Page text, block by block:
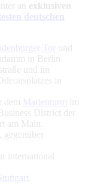
an exklusiven
deutschen
Tor
und
in Berlin.
und im
in
dem Marienturm im
District der
am Main.
, gegenüber
international